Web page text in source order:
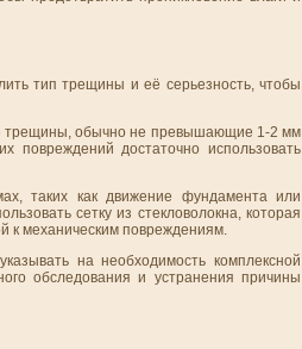
тип трещины и её серьезность, чтобы
трещины, обычно не превышающие 1-2 мм
повреждений достаточно использовать
таких как движение фундамента или
сетку из стекловолокна, которая
механическим повреждениям.
на необходимость комплексной
обследования и устранения причины